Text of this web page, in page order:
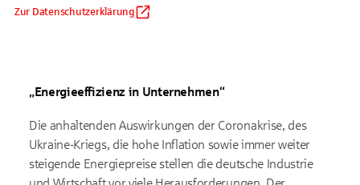
Zur Datenschutzerklärung
Daten werden nur an Google übermittelt, soweit dies für die
Einbindung von YouTube erforderlich ist. Informationen finden
Länder ohne der EU gleichwertiges Datenschutzniveau (z. B.
Datenschutzerklärung.
Inhalte von YouTube erlauben
„Energieeffizienz in Unternehmen“
Die anhaltenden Auswirkungen der Coronakrise, des
Ukraine-Kriegs, die hohe Inflation sowie immer weiter
steigende Energiepreise stellen die deutsche Industrie